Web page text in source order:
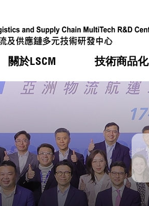
關於LSCM
機構簡介
組織架構
組織架構
董事局
研究顧問
技術商品化
服務
可獲授權之技術
應用於公共服務
重點項目
合作計劃
資助計劃
資助計劃
稅務優惠
申請
評審
活動
獎項
新聞中心
媒體報導
新聞稿
會籍及服務
會員列表
會員登入